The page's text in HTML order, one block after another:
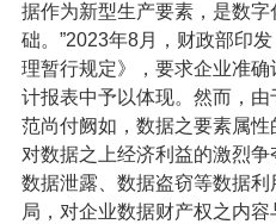
据作为新型生产要素，是数
础。”2023年8月，财政部印
理暂行规定》，要求企业准
计报表中予以体现。然而，
范尚付阙如，数据之要素属
对数据之上经济利益的激烈争
数据泄露、数据盗窃等数据
局，对企业数据财产权之内